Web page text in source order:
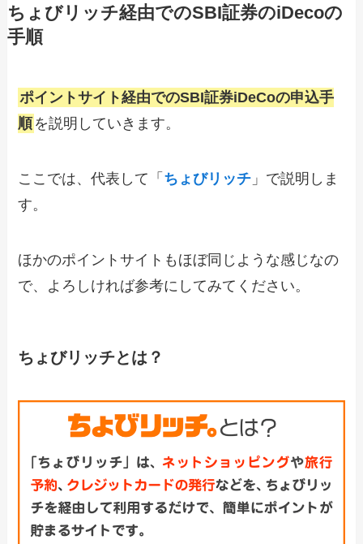
ちょびリッチ経由でのSBI証券のiDecoの
手順
ポイントサイト経由でのSBI証券iDeCoの申込手
順 を説明していきます。
ここでは、代表して「 ちょびリッチ 」で説明しま
す。
ほかのポイントサイトもほぼ同じような感じなの
で、よろしければ参考にしてみてください。
ちょびリッチとは？